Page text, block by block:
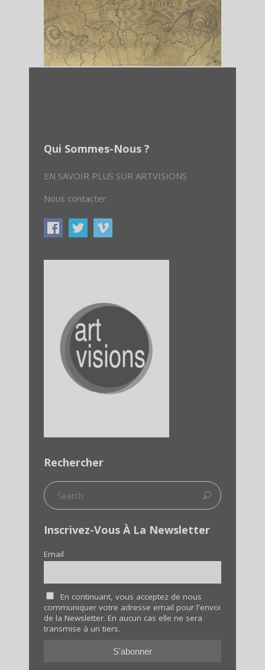
Qui Sommes-Nous ?
EN SAVOIR PLUS SUR ARTVISIONS
Nous contacter
Rechercher
Inscrivez-Vous À La Newsletter
Email
En continuant, vous acceptez de nous
communiquer votre adresse email pour l'envoi
de la Newsletter. En aucun cas elle ne sera
transmise à un tiers.